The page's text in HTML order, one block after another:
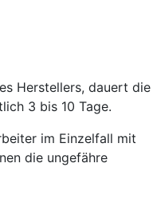
Herstellers, dauert die
3 bis 10 Tage.
im Einzelfall mit
die ungefähre